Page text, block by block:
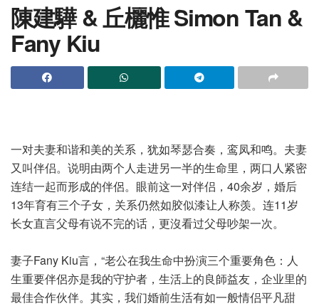
陳建驊 & 丘欐惟 Simon Tan &
Fany Kiu
一对夫妻和谐和美的关系，犹如琴瑟合奏，鸾凤和鸣。夫妻
又叫伴侣。说明由两个人走进另一半的生命里，两口人紧密
连结一起而形成的伴侶。眼前这一对伴侣，40余岁，婚后
13年育有三个子女，关系仍然如胶似漆让人称羡。连11岁
长女直言父母有说不完的话，更沒看过父母吵架一次。
妻子Fany Kiu言，“老公在我生命中扮演三个重要角色：人
生重要伴侶亦是我的守护者，生活上的良師益友，企业里的
最佳合作伙伴。其实，我们婚前生活有如一般情侣平凡甜